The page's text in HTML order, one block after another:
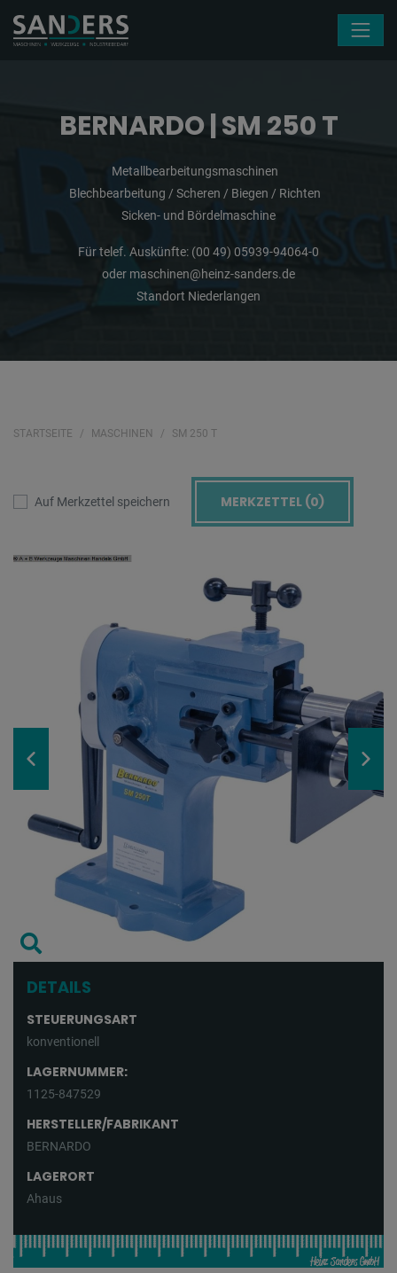
BERNARDO | SM 250 T
Metallbearbeitungsmaschinen
Blechbearbeitung / Scheren / Biegen / Richten
Sicken- und Bördelmaschine
Für telef. Auskünfte: (00 49) 05939-94064-0
oder maschinen@heinz-sanders.de
Standort Niederlangen
STARTSEITE MASCHINEN SM 250 T
Auf Merkzettel speichern MERKZETTEL (0)
DETAILS
STEUERUNGSART
konventionell
LAGERNUMMER:
1125-847529
HERSTELLER/FABRIKANT
BERNARDO
LAGERORT
Ahaus